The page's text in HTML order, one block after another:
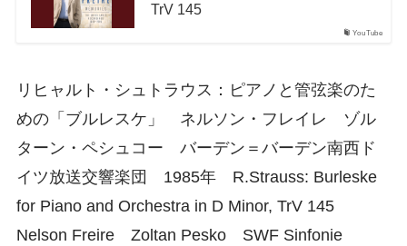
YouTube
TrV 145
リヒャルト・シュトラウス：ピアノと管弦楽のた
めの「ブルレスケ」 ネルソン・フレイレ ゾル
ターン・ペシュコー バーデン＝バーデン南西ド
イツ放送交響楽団 1985年 R.Strauss: Burleske
for Piano and Orchestra in D Minor, TrV 145
Nelson Freire Zoltan Pesko SWF Sinfonie